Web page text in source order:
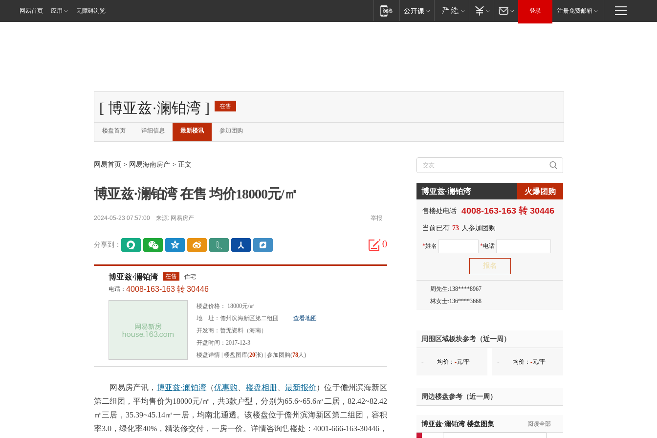
网易首页 应用 无障碍浏览 登录 注册免费邮箱
[ 博亚兹·澜铂湾 ] 在售
楼盘首页 详细信息 最新楼讯 参加团购
网易首页 > 网易海南房产 > 正文
博亚兹·澜铂湾 在售 均价18000元/㎡
2024-05-23 07:57:00 来源: 网易房产 举报
0
分享到：
间
博亚兹·澜铂湾 在售
住宅
电话： 4008-163-163 转 30446
楼盘价格： 18000元/㎡
地 址：儋州滨海新区第二组团
查看地图
开发商：暂无资料（海南）
开盘时间：2017-12-3
楼盘详情 楼盘图库(20张) 参加团购(78人)
网易房产讯， 博亚兹·澜铂湾 （优惠购 楼盘相册、最新报价）位于儋州滨海新区
第二组团，平均售价为18000元/㎡，共3款户型，分别为65.6~65.6㎡二居，82.42~82.42
㎡三居，35.39~45.14㎡一居，均南北通透。该楼盘位于儋州滨海新区第二组团，容积
率3.0，绿化率40%，精装修交付，一房一价。详情咨询售楼处：4001-666-163-30446，
博亚兹·澜铂湾 火爆团购
售楼处电话 4008-163-163 转 30446
当前已有 73 人参加团购
*姓名 *电话
胡先生:150****0731
邓先生:138****8083
蒋女士:186****7681
陈先生:159****3332
章先生:159****7226
周先生:138****8967
林女士:136****3668
魏女士:138****0324
吴先生:139****9780
韩女士:158****2390
赵先生:139****8548
钱先生:139****7316
姚先生:137****6367
周围区域板块参考（近一周）
- 均价： -元/平 - 均价： -元/平
周边楼盘参考（近一周）
博亚兹·澜铂湾 楼盘图集 阅读全部